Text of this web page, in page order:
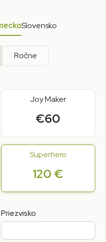
Slovensko
Ročne
Joy Maker
€60
Superhero
120 €
Priezvisko